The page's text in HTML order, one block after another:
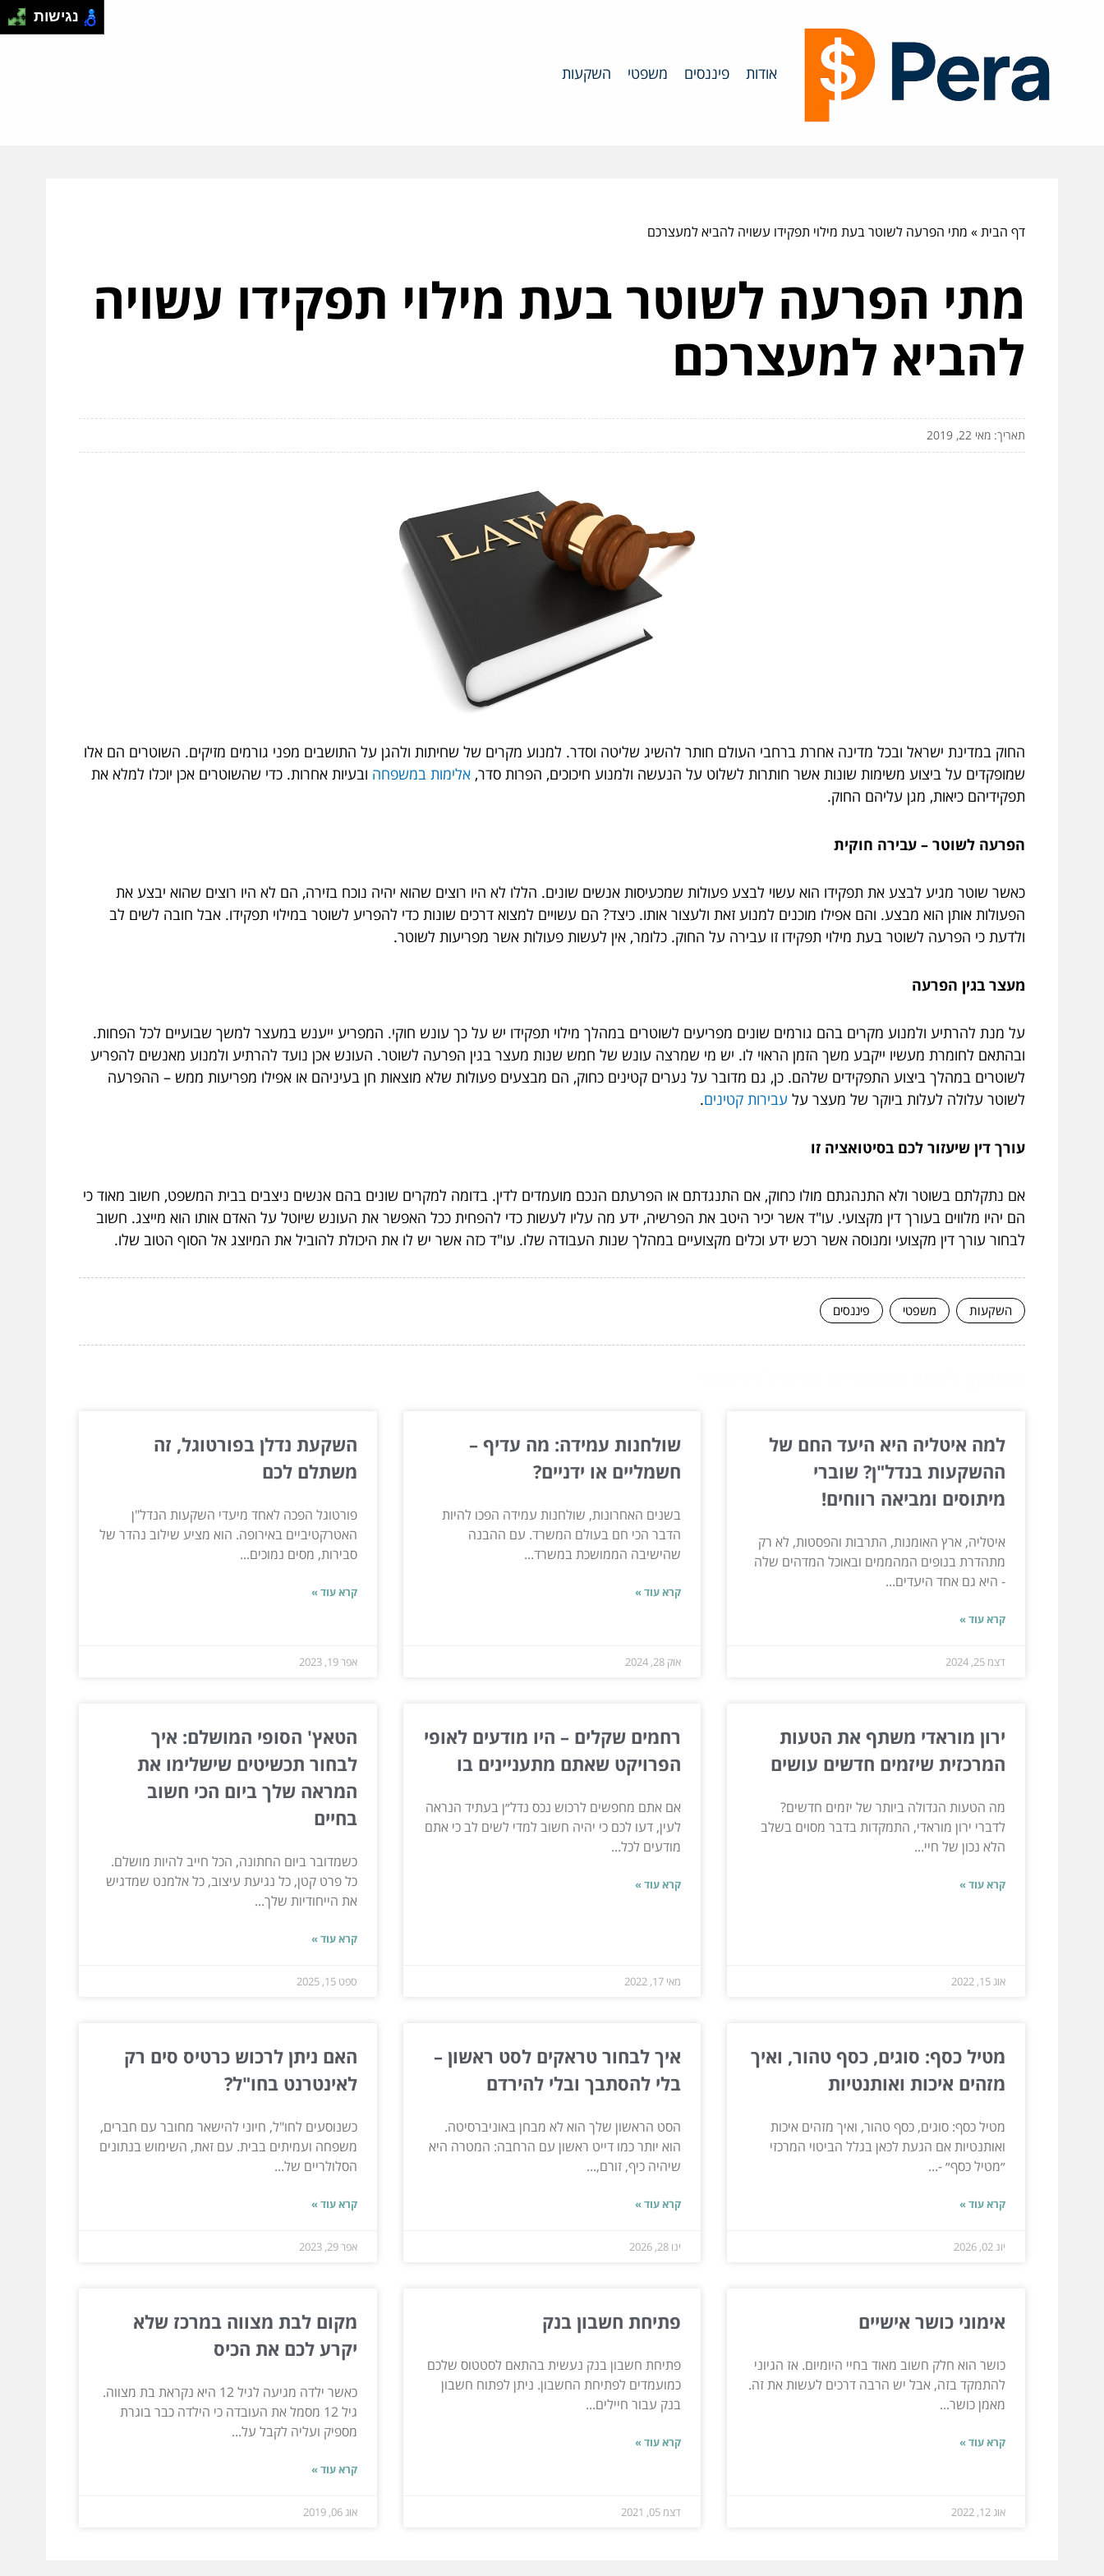
אודות פיננסים משפטי השקעות
דף הבית» מתי הפרעה לשוטר בעת מילוי תפקידו עשויה להביא למעצרכם
מתי הפרעה לשוטר בעת מילוי תפקידו עשויה
להביא למעצרכם
תאריך: מאי 22, 2019
החוק במדינת ישראל ובכל מדינה אחרת ברחבי העולם חותר להשיג שליטה וסדר. למנוע מקרים של שחיתות ולהגן על התושבים מפני גורמים מזיקים. השוטרים הם אלו
שמופקדים על ביצוע משימות שונות אשר חותרות לשלוט על הנעשה ולמנוע חיכוכים, הפרות סדר, אלימות במשפחה ובעיות אחרות. כדי שהשוטרים אכן יוכלו למלא את
תפקידיהם כיאות, מגן עליהם החוק.
הפרעה לשוטר – עבירה חוקית
כאשר שוטר מגיע לבצע את תפקידו הוא עשוי לבצע פעולות שמכעיסות אנשים שונים. הללו לא היו רוצים שהוא יהיה נוכח בזירה, הם לא היו רוצים שהוא יבצע את
הפעולות אותן הוא מבצע. והם אפילו מוכנים למנוע זאת ולעצור אותו. כיצד? הם עשויים למצוא דרכים שונות כדי להפריע לשוטר במילוי תפקידו. אבל חובה לשים לב
ולדעת כי הפרעה לשוטר בעת מילוי תפקידו זו עבירה על החוק. כלומר, אין לעשות פעולות אשר מפריעות לשוטר.
מעצר בגין הפרעה
על מנת להרתיע ולמנוע מקרים בהם גורמים שונים מפריעים לשוטרים במהלך מילוי תפקידו יש על כך עונש חוקי. המפריע ייענש במעצר למשך שבועיים לכל הפחות.
ובהתאם לחומרת מעשיו ייקבע משך הזמן הראוי לו. יש מי שמרצה עונש של חמש שנות מעצר בגין הפרעה לשוטר. העונש אכן נועד להרתיע ולמנוע מאנשים להפריע
לשוטרים במהלך ביצוע התפקידים שלהם. כן, גם מדובר על נערים קטינים כחוק, הם מבצעים פעולות שלא מוצאות חן בעיניהם או אפילו מפריעות ממש – ההפרעה
לשוטר עלולה לעלות ביוקר של מעצר על עבירות קטינים.
עורך דין שיעזור לכם בסיטואציה זו
אם נתקלתם בשוטר ולא התנהגתם מולו כחוק, אם התנגדתם או הפרעתם הנכם מועמדים לדין. בדומה למקרים שונים בהם אנשים ניצבים בבית המשפט, חשוב מאוד כי
הם יהיו מלווים בעורך דין מקצועי. עו"ד אשר יכיר היטב את הפרשיה, ידע מה עליו לעשות כדי להפחית ככל האפשר את העונש שיוטל על האדם אותו הוא מייצג. חשוב
לבחור עורך דין מקצועי ומנוסה אשר רכש ידע וכלים מקצועיים במהלך שנות העבודה שלו. עו"ד כזה אשר יש לו את היכולת להוביל את המיוצג אל הסוף הטוב שלו.
השקעות משפטי פיננסים
למה איטליה היא היעד החם של
ההשקעות בנדל"ן? שוברי
מיתוסים ומביאה רווחים!
איטליה, ארץ האומנות, התרבות והפסטות, לא רק
מתהדרת בנופים המהממים ובאוכל המדהים שלה
- היא גם אחד היעדים...
קרא עוד »
דצמ 25, 2024
שולחנות עמידה: מה עדיף –
חשמליים או ידניים?
בשנים האחרונות, שולחנות עמידה הפכו להיות
הדבר הכי חם בעולם המשרד. עם ההבנה
שהישיבה הממושכת במשרד...
קרא עוד »
אוק 28, 2024
השקעת נדלן בפורטוגל, זה
משתלם לכם
פורטוגל הפכה לאחד מיעדי השקעות הנדל"ן
האטרקטיביים באירופה. הוא מציע שילוב נהדר של
סבירות, מסים נמוכים...
קרא עוד »
אפר 19, 2023
ירון מוראדי משתף את הטעות
המרכזית שיזמים חדשים עושים
מה הטעות הגדולה ביותר של יזמים חדשים?
לדברי ירון מוראדי, התמקדות בדבר מסוים בשלב
הלא נכון של חיי...
קרא עוד »
אוג 15, 2022
רחמים שקלים – היו מודעים לאופי
הפרויקט שאתם מתעניינים בו
אם אתם מחפשים לרכוש נכס נדל״ן בעתיד הנראה
לעין, דעו לכם כי יהיה חשוב למדי לשים לב כי אתם
מודעים לכל...
קרא עוד »
מאי 17, 2022
הטאץ' הסופי המושלם: איך
לבחור תכשיטים שישלימו את
המראה שלך ביום הכי חשוב
בחיים
כשמדובר ביום החתונה, הכל חייב להיות מושלם.
כל פרט קטן, כל נגיעת עיצוב, כל אלמנט שמדגיש
את הייחודיות שלך...
קרא עוד »
ספט 15, 2025
מטיל כסף: סוגים, כסף טהור, ואיך
מזהים איכות ואותנטיות
מטיל כסף: סוגים, כסף טהור, ואיך מזהים איכות
ואותנטיות אם הגעת לכאן בגלל הביטוי המרכזי
״מטיל כסף״ -...
קרא עוד »
יונ 02, 2026
איך לבחור טראקים לסט ראשון –
בלי להסתבך ובלי להירדם
הסט הראשון שלך הוא לא מבחן באוניברסיטה.
הוא יותר כמו דייט ראשון עם הרחבה: המטרה היא
שיהיה כיף, זורם,...
קרא עוד »
ינו 28, 2026
האם ניתן לרכוש כרטיס סים רק
לאינטרנט בחו"ל?
כשנוסעים לחו"ל, חיוני להישאר מחובר עם חברים,
משפחה ועמיתים בבית. עם זאת, השימוש בנתונים
הסלולריים של...
קרא עוד »
אפר 29, 2023
אימוני כושר אישיים
כושר הוא חלק חשוב מאוד בחיי היומיום. אז הגיוני
להתמקד בזה, אבל יש הרבה דרכים לעשות את זה.
מאמן כושר...
קרא עוד »
אוג 12, 2022
פתיחת חשבון בנק
פתיחת חשבון בנק נעשית בהתאם לסטטוס שלכם
כמועמדים לפתיחת החשבון. ניתן לפתוח חשבון
בנק עבור חיילים...
קרא עוד »
דצמ 05, 2021
מקום לבת מצווה במרכז שלא
יקרע לכם את הכיס
כאשר ילדה מגיעה לגיל 12 היא נקראת בת מצווה.
גיל 12 מסמל את העובדה כי הילדה כבר בוגרת
מספיק ועליה לקבל על...
קרא עוד »
אוג 06, 2019
נגישות